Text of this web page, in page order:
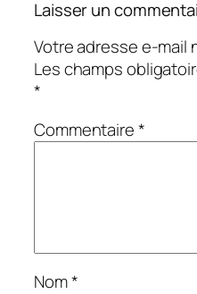
Laisser un
Votre adresse e-mail
Les champs
*
Commentaire*
Nom*